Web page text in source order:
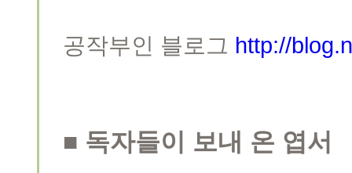
공작부인 블로그 http://
■ 독자들이 보내 온 엽서